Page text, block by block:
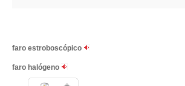
faro estroboscópico
faro halógeno